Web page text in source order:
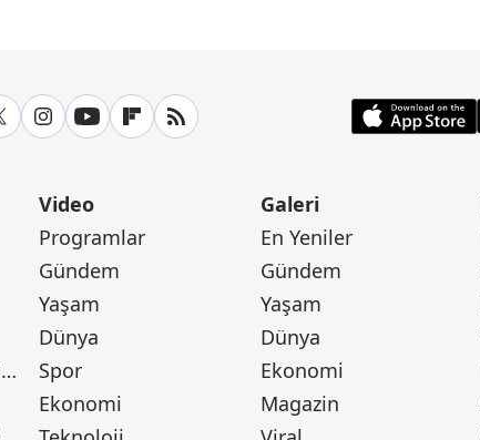
Canan Barlas ile Gündem
Video
Programlar
Gündem
Yaşam
Dünya
Spor
Ekonomi
Galeri
En Yeniler
Gündem
Yaşam
Dünya
Ekonomi
Magazin